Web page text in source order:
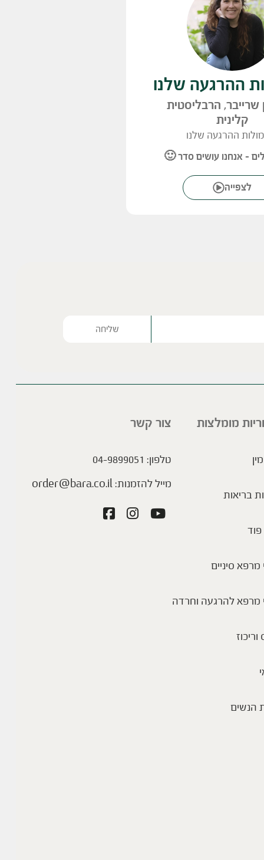
ההרגעה שלנו
שרייבר, הרבליסטית
קלינית
ההרגעה שלנו
– אנחנו עושים סדר 🙂
לצפייה
מומלצות
בריאות
סיניים
מרפא להרגעה וחרדה
וריכוז
הנשים
צור קשר
טלפון: 04-9899051
מייל להזמנות:order@bara.co.il